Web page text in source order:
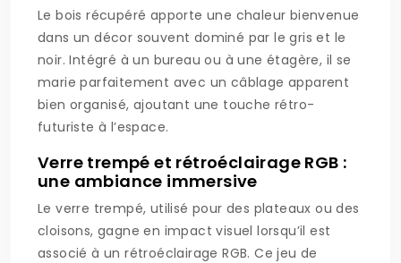
Le bois récupéré apporte une chaleur bienvenue
dans un décor souvent dominé par le gris et le
noir. Intégré à un bureau ou à une étagère, il se
marie parfaitement avec un câblage apparent
bien organisé, ajoutant une touche rétro-
futuriste à l’espace.
Verre trempé et rétroéclairage RGB :
une ambiance immersive
Le verre trempé, utilisé pour des plateaux ou des
cloisons, gagne en impact visuel lorsqu’il est
associé à un rétroéclairage RGB. Ce jeu de